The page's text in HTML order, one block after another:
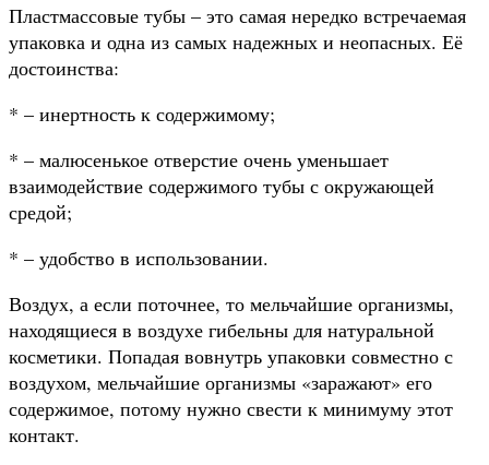
Пластмассовые тубы – это самая нередко встречаемая
упаковка и одна из самых надежных и неопасных. Её
достоинства:
* – инертность к содержимому;
* – малюсенькое отверстие очень уменьшает
взаимодействие содержимого тубы с окружающей
средой;
* – удобство в использовании.
Воздух, а если поточнее, то мельчайшие организмы,
находящиеся в воздухе гибельны для натуральной
косметики. Попадая вовнутрь упаковки совместно с
воздухом, мельчайшие организмы «заражают» его
содержимое, потому нужно свести к минимуму этот
контакт.